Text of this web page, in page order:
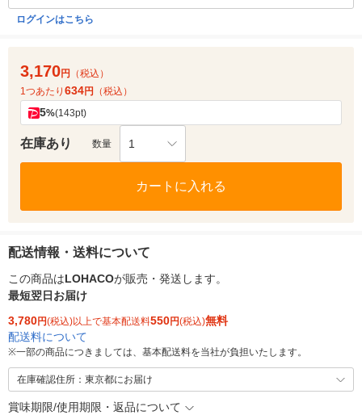
ログインはこちら
3,170円
（税込）
1つあたり 634円 （税込）
5%(143pt)
在庫あり 数量 1
カートに入れる
配送情報・送料について
この商品はLOHACOが販売・発送します。
最短翌日お届け
3,780円(税込)以上で基本配送料550円(税込)無料
配送料について
※一部の商品につきましては、基本配送料を当社が負担いたします。
在庫確認住所：東京都にお届け
賞味期限/使用期限・返品について